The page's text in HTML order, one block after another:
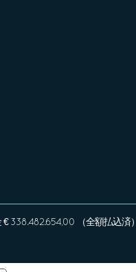
338.482.654,00 （全額払込済）